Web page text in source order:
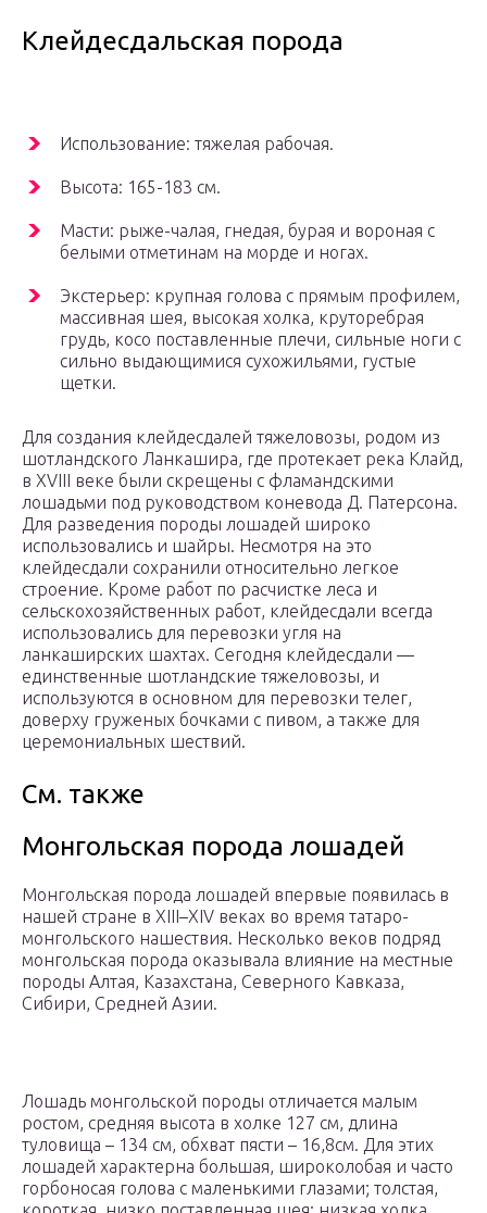
Клейдесдальская порода
Использование: тяжелая рабочая.
Высота: 165-183 см.
Масти: рыже-чалая, гнедая, бурая и вороная с
белыми отметинам на морде и ногах.
Экстерьер: крупная голова с прямым профилем,
массивная шея, высокая холка, круторебрая
грудь, косо поставленные плечи, сильные ноги с
сильно выдающимися сухожильями, густые
щетки.
Для создания клейдесдалей тяжеловозы, родом из
шотландского Ланкашира, где протекает река Клайд,
в XVIII веке были скрещены с фламандскими
лошадьми под руководством коневода Д. Патерсона.
Для разведения породы лошадей широко
использовались и шайры. Несмотря на это
клейдесдали сохранили относительно легкое
строение. Кроме работ по расчистке леса и
сельскохозяйственных работ, клейдесдали всегда
использовались для перевозки угля на
ланкаширских шахтах. Сегодня клейдесдали —
единственные шотландские тяжеловозы, и
используются в основном для перевозки телег,
доверху груженых бочками с пивом, а также для
церемониальных шествий.
См. также
Монгольская порода лошадей
Монгольская порода лошадей впервые появилась в
нашей стране в XIII–XIV веках во время татаро-
монгольского нашествия. Несколько веков подряд
монгольская порода оказывала влияние на местные
породы Алтая, Казахстана, Северного Кавказа,
Сибири, Средней Азии.
Лошадь монгольской породы отличается малым
ростом, средняя высота в холке 127 см, длина
туловища – 134 см, обхват пясти – 16,8см. Для этих
лошадей характерна большая, широколобая и часто
горбоносая голова с маленькими глазами; толстая,